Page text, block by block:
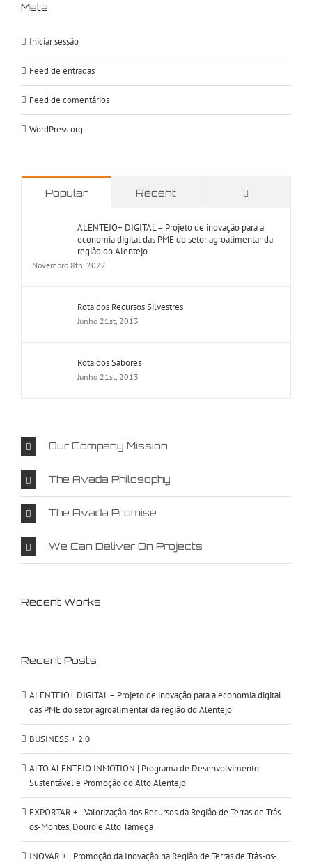
Meta
Iniciar sessão
Feed de entradas
Feed de comentários
WordPress.org
Popular Recent
ALENTEJO+ DIGITAL – Projeto de inovação para a
economia digital das PME do setor agroalimentar da
região do Alentejo
Novembro 8th, 2022
Rota dos Recursos Silvestres
Junho 21st, 2013
Rota dos Sabores
Junho 21st, 2013
Our Company Mission
The Avada Philosophy
The Avada Promise
We Can Deliver On Projects
Recent Works
Recent Posts
ALENTEJO+ DIGITAL – Projeto de inovação para a economia digital
das PME do setor agroalimentar da região do Alentejo
BUSINESS + 2.0
ALTO ALENTEJO INMOTION | Programa de Desenvolvimento
Sustentável e Promoção do Alto Alentejo
EXPORTAR + | Valorização dos Recursos da Região de Terras de Trás-
os-Montes, Douro e Alto Tâmega
INOVAR + | Promoção da Inovação na Região de Terras de Trás-os-